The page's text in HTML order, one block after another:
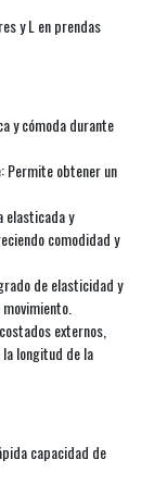
y L en prendas
y cómoda durante
Permite obtener un
elasticada y
comodidad y
de elasticidad y
externos,
longitud de la
capacidad de